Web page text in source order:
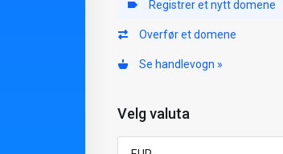
Registrer et nytt domene
Overfør et domene
Se handlevogn »
Velg valuta